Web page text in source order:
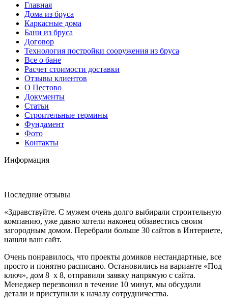
Главная
Дома из бруса
Каркасные дома
Бани из бруса
Договор
Технология постройки сооружения из бруса
Все о бане
Расчет стоимости доставки
Отзывы клиентов
О Пестово
Документы
Статьи
Строительные термины
Фундамент
Фото
Контакты
Информация
Последние отзывы
«Здравствуйте. С мужем очень долго выбирали строительную
компанию, уже давно хотели наконец обзавестись своим
загородным домом. Перебрали больше 30 сайтов в Интернете,
нашли ваш сайт.
Очень понравилось, что проекты домиков нестандартные, все
просто и понятно расписано. Остановились на варианте «Под
ключ», дом 8 х 8, отправили заявку напрямую с сайта.
Менеджер перезвонил в течение 10 минут, мы обсудили
детали и приступили к началу сотрудничества.